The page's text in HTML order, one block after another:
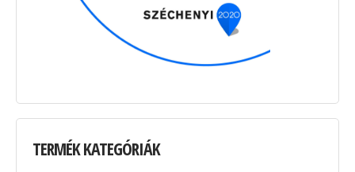
TERMÉKKATEGÓRIÁK